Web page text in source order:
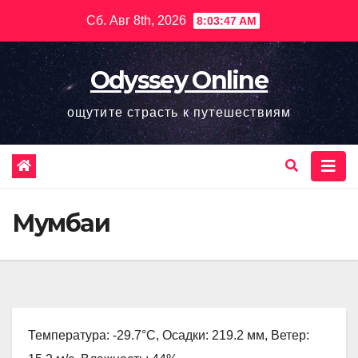
содержимому
Сб. Авг 8th, 2026 8:03:48 AM
Odyssey Online
ощутите страсть к путешествиям
Мумбаи
Температура: -29.7°C, Осадки: 219.2 мм, Ветер: